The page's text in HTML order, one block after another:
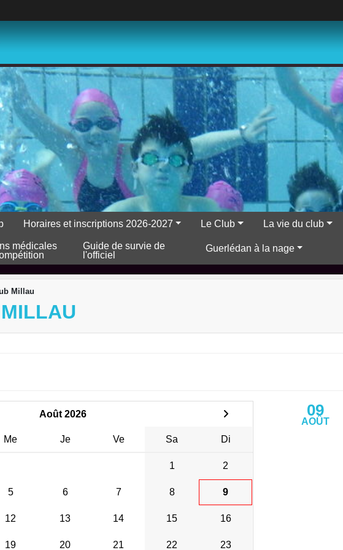
Horaires et inscriptions 2026-2027 Le Club La vie du club
médicales
Guide de survie de
l'officiel
Guerlédan à la nage
Millau
Août 2026
Me Je Ve Sa Di
1 2
5 6 7 8 9
12 13 14 15 16
19 20 21 22 23
09
AOÛT